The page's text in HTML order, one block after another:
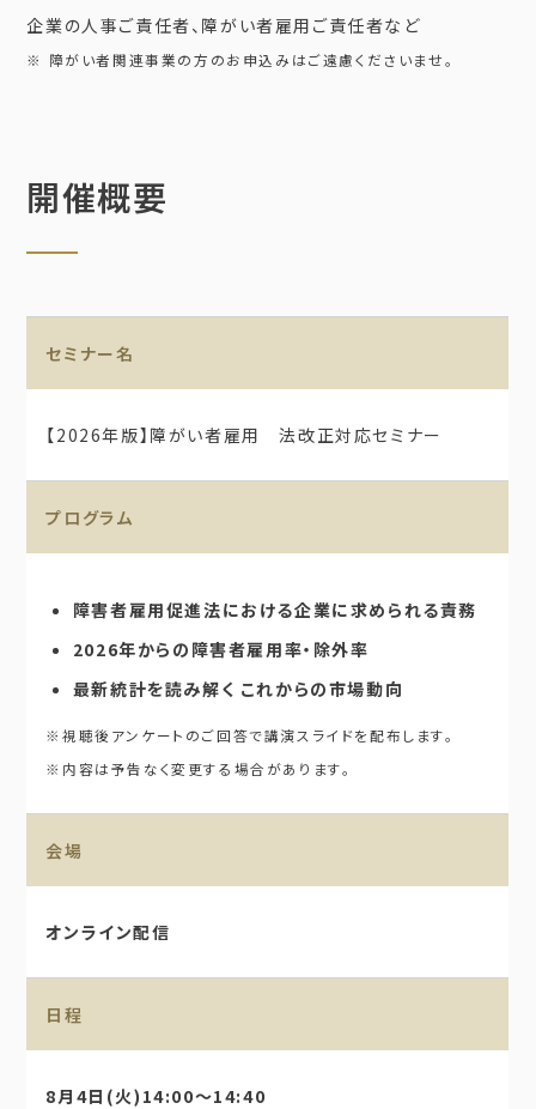
企業の人事ご責任者、障がい者雇用ご責任者など
※ 障がい者関連事業の方のお申込みはご遠慮くださいませ。
開催概要
セミナー名
【2026年版】障がい者雇用 法改正対応セミナー
プログラム
障害者雇用促進法における企業に求められる責務
2026年からの障害者雇用率・除外率
最新統計を読み解く これからの市場動向
※視聴後アンケートのご回答で講演スライドを配布します。
※内容は予告なく変更する場合があります。
会場
オンライン配信
日程
8月4日(火)14:00〜14:40